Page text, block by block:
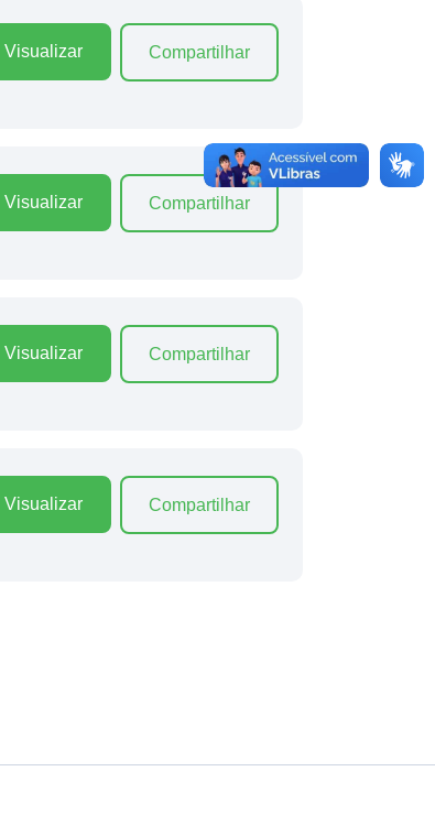
Visualizar Compartilhar
Visualizar Compartilhar
Visualizar Compartilhar
Visualizar Compartilhar